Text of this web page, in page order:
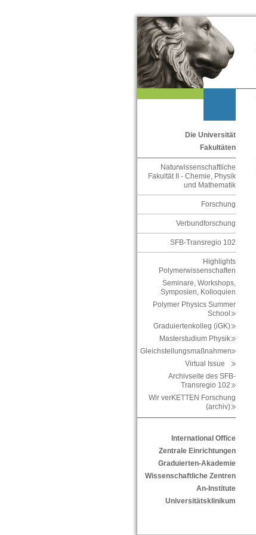
Die Universität
Fakultäten
Naturwissenschaftliche
Fakultät II - Chemie, Physik
und Mathematik
Forschung
Verbundforschung
SFB-Transregio 102
Highlights
Polymerwissenschaften
Seminare, Workshops,
Symposien, Kolloquien
Polymer Physics Summer
School
Graduiertenkolleg (iGK)
Masterstudium Physik
Gleichstellungsmaßnahmen
Virtual Issue
Archivseite des SFB-
Transregio 102
Wir verKETTEN Forschung
(archiv)
International Office
Zentrale Einrichtungen
Graduierten-Akademie
Wissenschaftliche Zentren
An-Institute
Universitätsklinikum